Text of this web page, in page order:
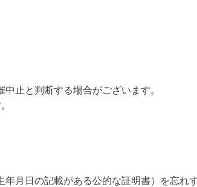
止と判断する場合がございます。
月日の記載がある公的な証明書）を忘れ